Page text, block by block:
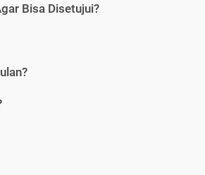
Bisa Disetujui?